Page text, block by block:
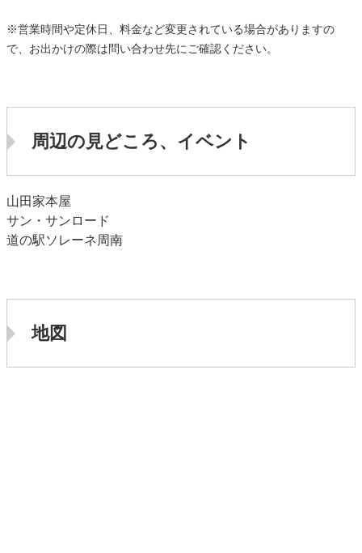
※営業時間や定休日、料金など変更されている場合がありますの
で、お出かけの際は問い合わせ先にご確認ください。
周辺の見どころ、イベント
山田家本屋
サン・サンロード
道の駅ソレーネ周南
地図